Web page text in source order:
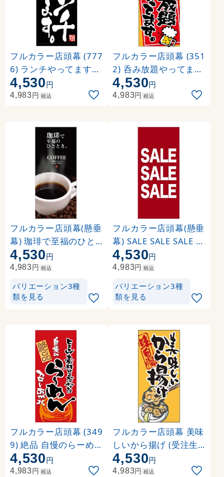
フルカラー店頭幕 (777
6) ランチやってます。
(ポンジ)
4,530円
4,983円 税込
フルカラー店頭幕 (351
2) 呑み放題やってます
。 ご予約承り中 (ポン
ジ)
4,530円
4,983円 税込
フルカラー店頭幕(懸垂
幕) 珈琲で至福のひと
時 素材:ポンジ (69056
)
4,530円
4,983円 税込
バリエーション3種
類を見る
フルカラー店頭幕(懸垂
幕) SALE SALE SALE 素
材:ポンジ (69549)
4,530円
4,983円 税込
バリエーション3種
類を見る
フルカラー店頭幕 (349
9) 絶品 自慢のらーめ
ん (ポンジ)
4,530円
4,983円 税込
フルカラー店頭幕 美味
しいから揚げ (受注生
産品) 素材:ポンジ (632
41)
4,530円
4,983円 税込